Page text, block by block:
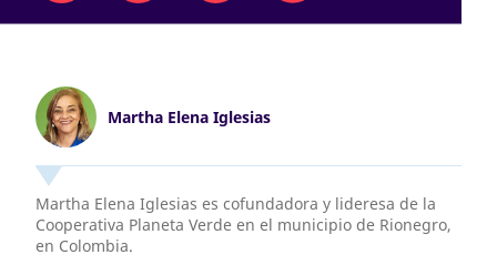
Martha Elena Iglesias
Martha Elena Iglesias es cofundadora y lideresa de la
Cooperativa Planeta Verde en el municipio de Rionegro,
en Colombia.